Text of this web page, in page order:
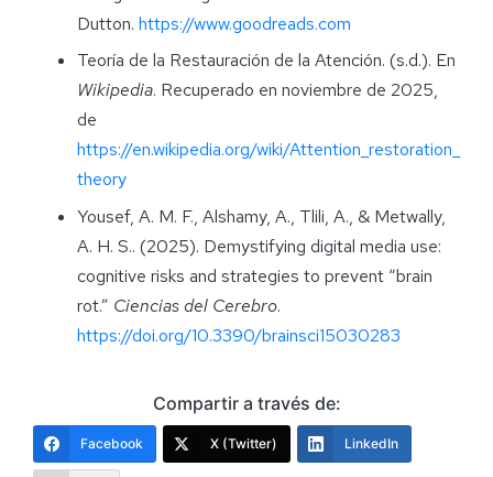
Dutton. https://www.goodreads.com
Teoría de la Restauración de la Atención. (s.d.). En
Wikipedia. Recuperado en noviembre de 2025,
de
https://en.wikipedia.org/wiki/Attention_restoration_
theory
Yousef, A. M. F., Alshamy, A., Tlili, A., & Metwally,
A. H. S.. (2025). Demystifying digital media use:
cognitive risks and strategies to prevent “brain
rot.” Ciencias del Cerebro.
https://doi.org/10.3390/brainsci15030283
Compartir a través de:
Facebook X (Twitter) LinkedIn